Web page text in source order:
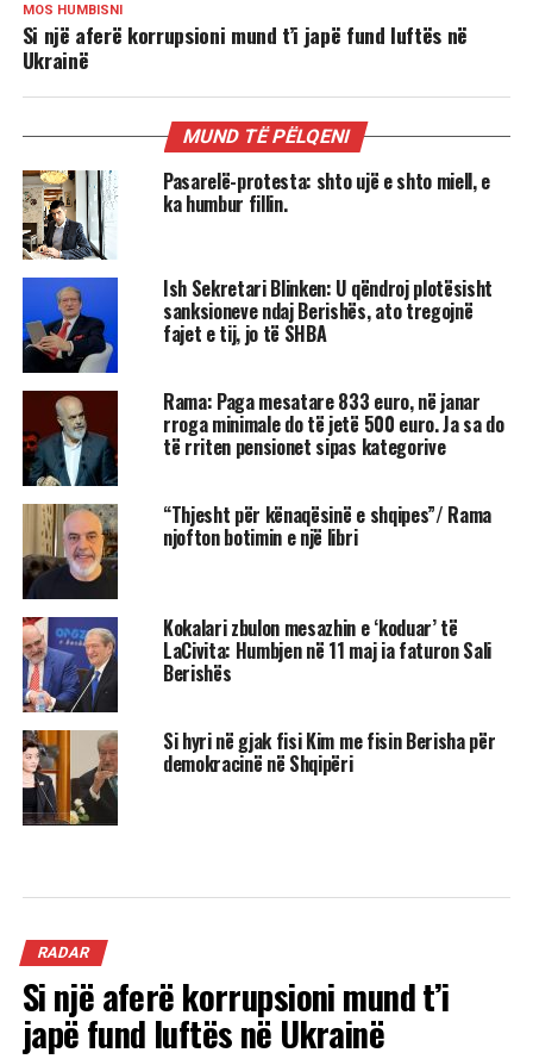
MOS HUMBISNI
Si një aferë korrupsioni mund t’i japë fund luftës në
Ukrainë
MUND TË PËLQENI
Pasarelë-protesta: shto ujë e shto miell, e
ka humbur fillin.
Ish Sekretari Blinken: U qëndroj plotësisht
sanksioneve ndaj Berishës, ato tregojnë
fajet e tij, jo të SHBA
Rama: Paga mesatare 833 euro, në janar
rroga minimale do të jetë 500 euro. Ja sa do
të rriten pensionet sipas kategorive
“Thjesht për kënaqësinë e shqipes”/ Rama
njofton botimin e një libri
Kokalari zbulon mesazhin e ‘koduar’ të
LaCivita: Humbjen në 11 maj ia faturon Sali
Berishës
Si hyri në gjak fisi Kim me fisin Berisha për
demokracinë në Shqipëri
RADAR
Si një aferë korrupsioni mund t’i
japë fund luftës në Ukrainë